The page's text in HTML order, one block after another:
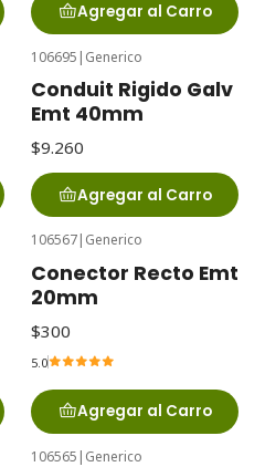
Agregar al Carro
106695 | Generico
Conduit Rigido Galv
Emt 40mm
$9.260
Agregar al Carro
106567| Generico
Conector Recto Emt
20mm
$300
5.0
Agregar al Carro
106565 | Generico